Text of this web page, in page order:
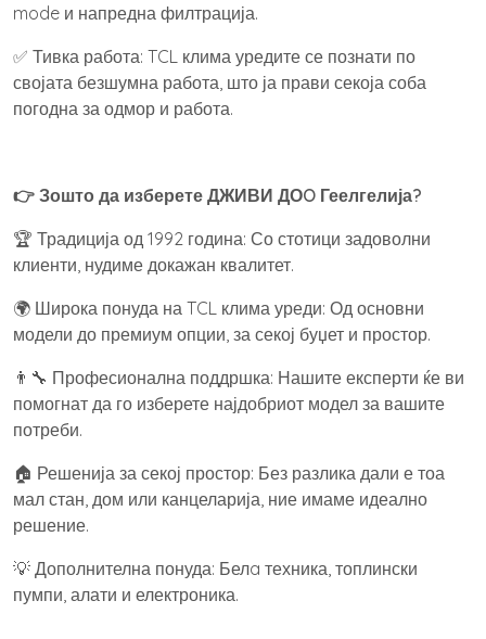
mode и напредна филтрација.
✅ Тивка работа: TCL клима уредите се познати по
својата безшумна работа, што ја прави секоја соба
погодна за одмор и работа.
👉 Зошто да изберете ДЖИВИ ДОO Геелгелија?
🏆 Традиција од 1992 година: Со стотици задоволни
клиенти, нудиме докажан квалитет.
🌍 Широка понуда на TCL клима уреди: Од основни
модели до премиум опции, за секој буџет и простор.
👨‍🔧 Професионална поддршка: Нашите експерти ќе ви
помогнат да го изберете најдобриот модел за вашите
потреби.
🏠 Решенија за секој простор: Без разлика дали е тоа
мал стан, дом или канцеларија, ние имаме идеално
решение.
💡 Дополнителна понуда: Белa техника, топлински
пумпи, алати и електроника.